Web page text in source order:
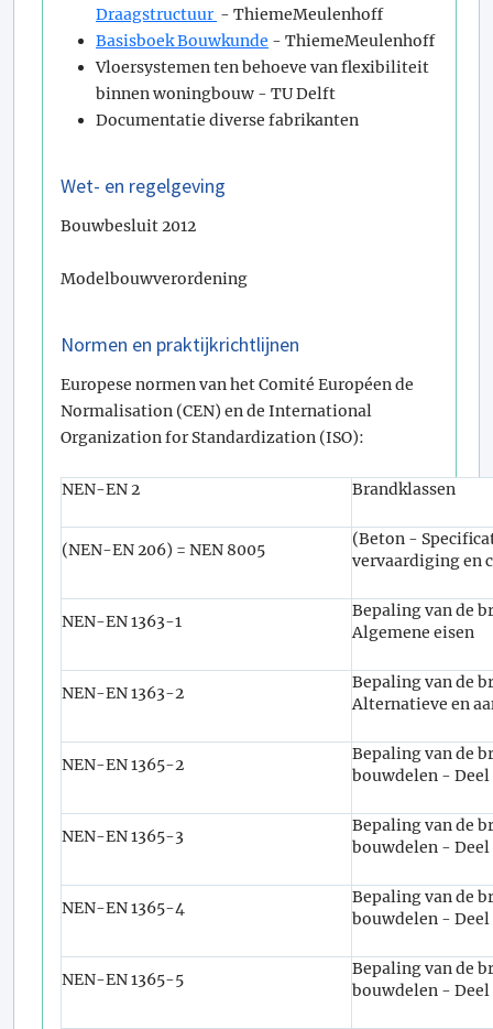
Draagstructuur - ThiemeMeulenhoff
Basisboek Bouwkunde - ThiemeMeulenhoff
Vloersystemen ten behoeve van flexibiliteit
binnen woningbouw - TU Delft
Documentatie diverse fabrikanten
Wet- en regelgeving
Bouwbesluit 2012
Modelbouwverordening
Normen en praktijkrichtlijnen
Europese normen van het Comité Européen de
Normalisation (CEN) en de International
Organization for Standardization (ISO):
NEN-EN 2 Brandklassen
(NEN-EN 206) = NEN 8005
(Beton -
vervaardiging en
NEN-EN 1363-1
Bepaling van de
Algemene eisen
NEN-EN 1363-2
Bepaling van de
Alternatieve en
NEN-EN 1365-2
Bepaling van de
bouwdelen - Deel
NEN-EN 1365-3
Bepaling van de
bouwdelen - Deel
NEN-EN 1365-4
Bepaling van de
bouwdelen -
NEN-EN 1365-5
Bepaling van de
bouwdelen - Deel